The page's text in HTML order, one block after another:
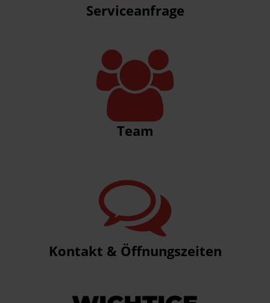
Serviceanfrage
Team
Kontakt & Öffnungszeiten